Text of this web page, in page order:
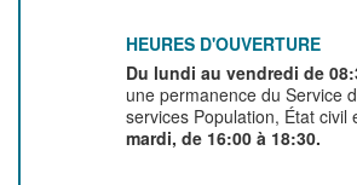
HEURES D'OUVERTURE
Du lundi au vendredi de
une permanence du Service
services Population, État civil
mardi, de 16:00 à 18:30.